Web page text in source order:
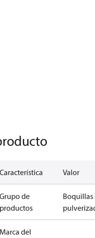
Característica Valor
Grupo de
productos
Boquillas
Marca del